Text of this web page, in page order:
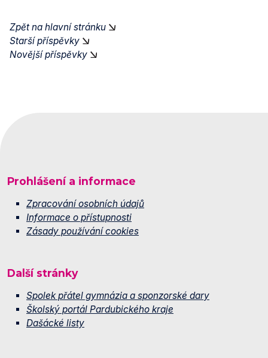
Zpět na hlavní stránku
Starší příspěvky
Novější příspěvky
Prohlášení a informace
Zpracování osobních údajů
Informace o přístupnosti
Zásady používání cookies
Další stránky
Spolek přátel gymnázia a sponzorské dary
Školský portál Pardubického kraje
Dašácké listy